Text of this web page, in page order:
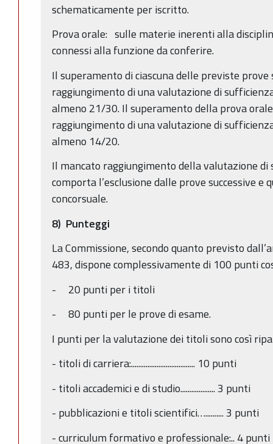
schematicamente per iscritto.
Prova orale: sulle materie inerenti alla
connessi alla funzione da conferire.
Il superamento di ciascuna delle previste
raggiungimento di una valutazione di
almeno 21/30. Il superamento della prova
raggiungimento di una valutazione di
almeno 14/20.
Il mancato raggiungimento della valutazione
comporta l’esclusione dalle prove successive e
concorsuale.
8) Punteggi
La Commissione, secondo quanto previsto
483, dispone complessivamente di 100 punti
- 20 punti per i titoli
- 80 punti per le prove di esame.
I punti per la valutazione dei titoli sono così
- titoli di carriera:................................... 10 punti
- titoli accademici e di studio................... 3 punti
- pubblicazioni e titoli scientifici….......... 3 punti
- curriculum formativo e professionale:.. 4 punti